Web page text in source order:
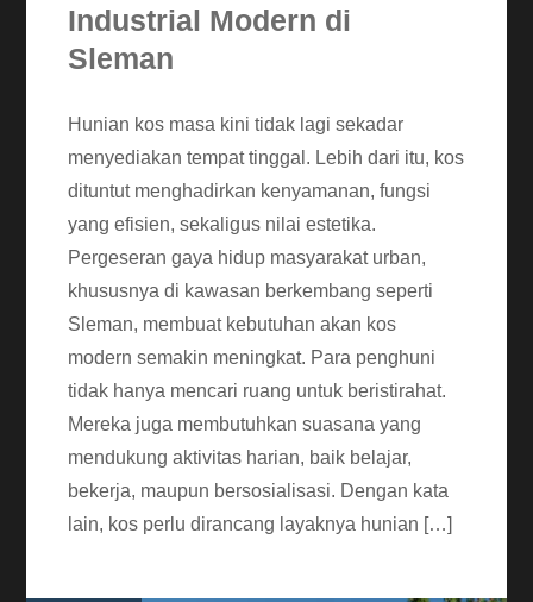
Industrial Modern di
Sleman
Hunian kos masa kini tidak lagi sekadar
menyediakan tempat tinggal. Lebih dari itu, kos
dituntut menghadirkan kenyamanan, fungsi
yang efisien, sekaligus nilai estetika.
Pergeseran gaya hidup masyarakat urban,
khususnya di kawasan berkembang seperti
Sleman, membuat kebutuhan akan kos
modern semakin meningkat. Para penghuni
tidak hanya mencari ruang untuk beristirahat.
Mereka juga membutuhkan suasana yang
mendukung aktivitas harian, baik belajar,
bekerja, maupun bersosialisasi. Dengan kata
lain, kos perlu dirancang layaknya hunian […]